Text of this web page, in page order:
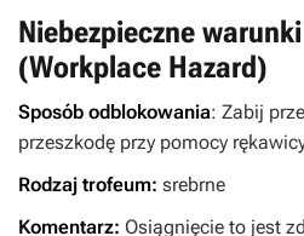
Niebezpieczne
(Workplace Hazard)
Sposób odblokowania: Zabij
przeszkodę przy pomocy
Rodzaj trofeum: srebrne
Komentarz: Osiągnięcie to jest